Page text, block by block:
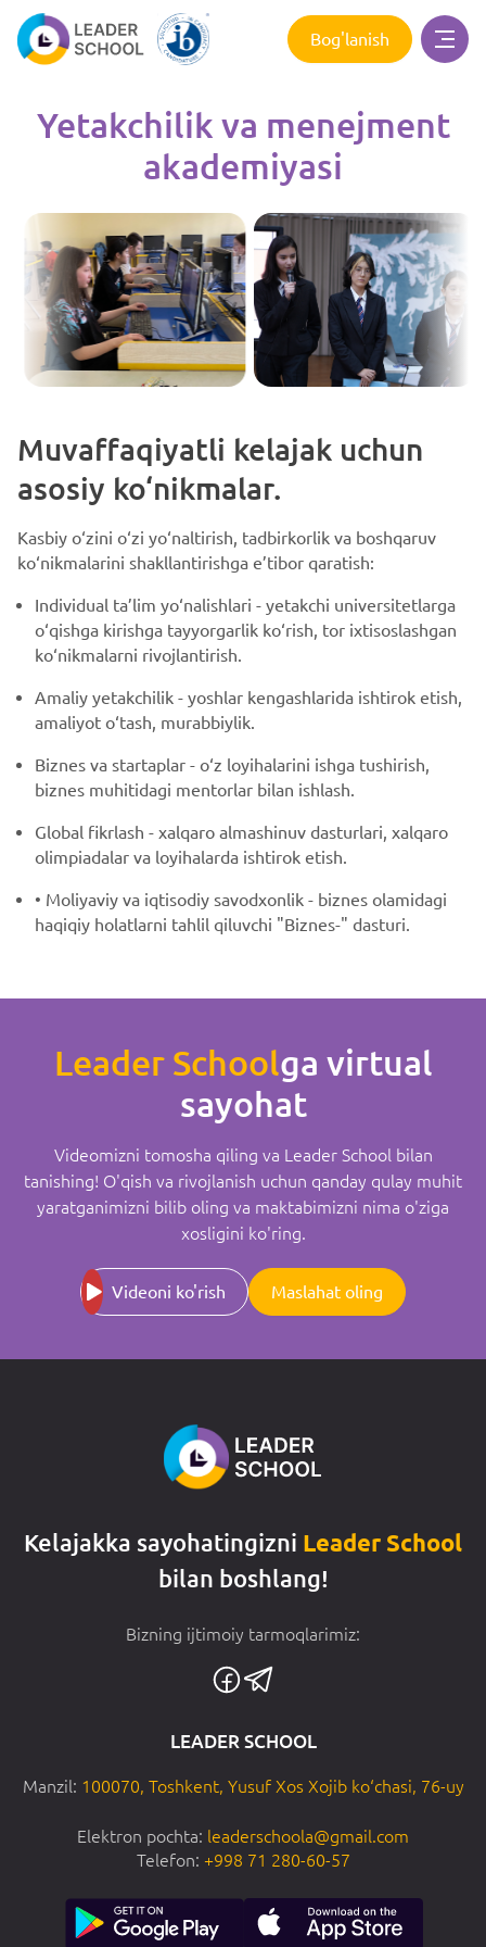
Bog'lanish
Yetakchilik va menejment
akademiyasi
Muvaffaqiyatli kelajak uchun
asosiy ko‘nikmalar.
Kasbiy o‘zini o‘zi yo‘naltirish, tadbirkorlik va boshqaruv
ko‘nikmalarini shakllantirishga e’tibor qaratish:
Individual ta’lim yo‘nalishlari - yetakchi universitetlarga
o‘qishga kirishga tayyorgarlik ko‘rish, tor ixtisoslashgan
ko‘nikmalarni rivojlantirish.
Amaliy yetakchilik - yoshlar kengashlarida ishtirok etish,
amaliyot o‘tash, murabbiylik.
Biznes va startaplar - o‘z loyihalarini ishga tushirish,
biznes muhitidagi mentorlar bilan ishlash.
Global fikrlash - xalqaro almashinuv dasturlari, xalqaro
olimpiadalar va loyihalarda ishtirok etish.
• Moliyaviy va iqtisodiy savodxonlik - biznes olamidagi
haqiqiy holatlarni tahlil qiluvchi "Biznes-" dasturi.
Leader Schoolga virtual
sayohat
Videomizni tomosha qiling va Leader School bilan
tanishing! O'qish va rivojlanish uchun qanday qulay muhit
yaratganimizni bilib oling va maktabimizni nima o'ziga
xosligini ko'ring.
Videoni ko'rish Maslahat oling
Kelajakka sayohatingizni Leader School
bilan boshlang!
Bizning ijtimoiy tarmoqlarimiz:
LEADER SCHOOL
Manzil: 100070, Toshkent, Yusuf Xos Xojib ko‘chasi, 76-uy
Elektron pochta: leaderschoola@gmail.com
Telefon: +998 71 280-60-57